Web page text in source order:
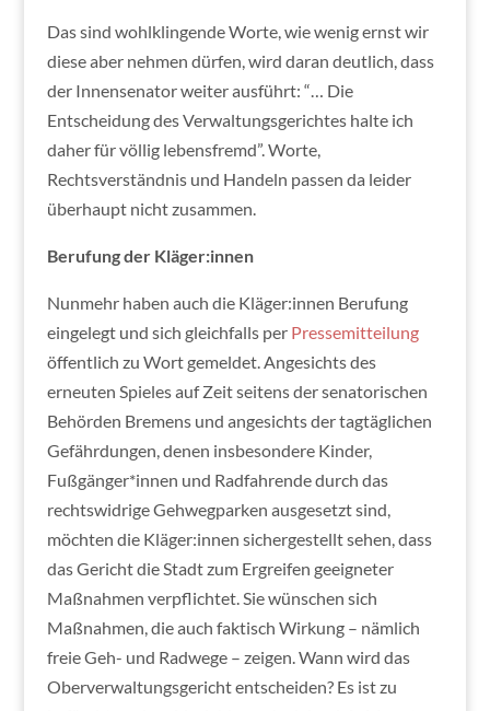
Das sind wohlklingende Worte, wie wenig ernst wir
diese aber nehmen dürfen, wird daran deutlich, dass
der Innensenator weiter ausführt: “… Die
Entscheidung des Verwaltungsgerichtes halte ich
daher für völlig lebensfremd”. Worte,
Rechtsverständnis und Handeln passen da leider
überhaupt nicht zusammen.
Berufung der Kläger:innen
Nunmehr haben auch die Kläger:innen Berufung
eingelegt und sich gleichfalls per Pressemitteilung
öffentlich zu Wort gemeldet. Angesichts des
erneuten Spieles auf Zeit seitens der senatorischen
Behörden Bremens und angesichts der tagtäglichen
Gefährdungen, denen insbesondere Kinder,
Fußgänger*innen und Radfahrende durch das
rechtswidrige Gehwegparken ausgesetzt sind,
möchten die Kläger:innen sichergestellt sehen, dass
das Gericht die Stadt zum Ergreifen geeigneter
Maßnahmen verpflichtet. Sie wünschen sich
Maßnahmen, die auch faktisch Wirkung – nämlich
freie Geh- und Radwege – zeigen. Wann wird das
Oberverwaltungsgericht entscheiden? Es ist zu